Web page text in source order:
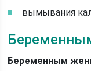
вымывания
Беременным